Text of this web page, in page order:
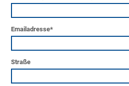
Emailadresse*
Straße